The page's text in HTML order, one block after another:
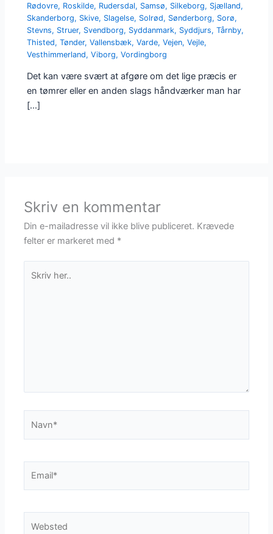
Rødovre, Roskilde, Rudersdal, Samsø, Silkeborg, Sjælland,
Skanderborg, Skive, Slagelse, Solrød, Sønderborg, Sorø,
Stevns, Struer, Svendborg, Syddanmark, Syddjurs,Tårnby,
Thisted,Tønder,Vallensbæk,Varde,Vejen,Vejle,
Vesthimmerland,Viborg,Vordingborg
Det kan være svært at afgøre om det lige præcis er
en tømrer eller en anden slags håndværker man har
[…]
Skriv en kommentar
Din e-mailadresse vil ikke blive publiceret. Krævede
felter er markeret med *